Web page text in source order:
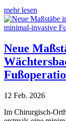
mehr lesen
Neue
12 Feb. 2026
Im Chirurgisch-